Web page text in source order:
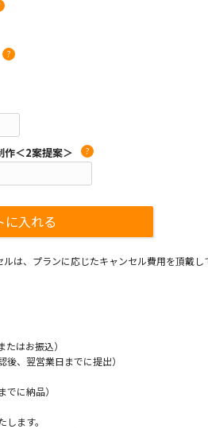
?
作＜2案提案＞ ?
は、プランに応じたキャンセル費用を頂戴し
はお振込）
後、翌営業日までに提出）
でに納品）
ます。